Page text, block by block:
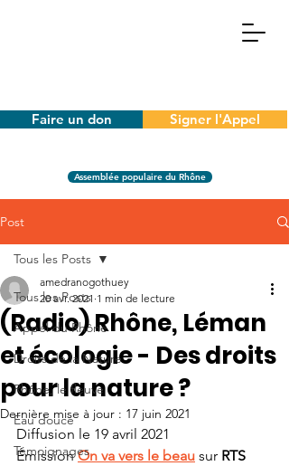
Faire un don Signer l'Appel
Assemblée populaire du Rhône
Post
Tous les Posts
Appel du Rhône
Droits de la Nature
Rhône, le fleuve
Eau douce
Témoignages
Tous les Posts
(Radio) Rhône, Léman
et écologie - Des droits
pour la nature ?
amedranogothuey
20 avr. 2021 1 min de lecture
Dernière mise à jour : 17 juin 2021
Diffusion le 19 avril 2021
Émission On va vers le beau sur RTS